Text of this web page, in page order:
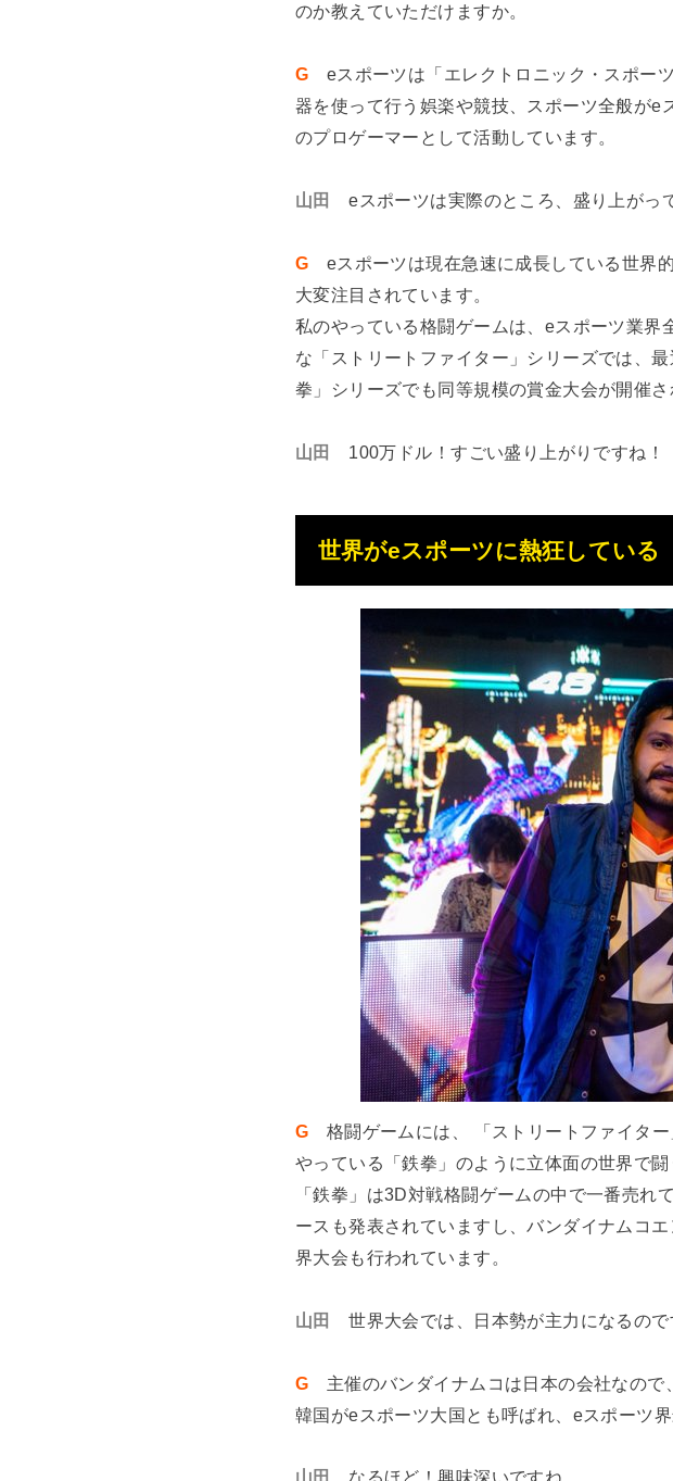
のか教えていただけますか。
G eスポーツは「エレクトロニック・スポー
器を使って行う娯楽や競技、スポーツ全般が
のプロゲーマーとして活動しています。
山田eスポーツは実際のところ、盛り上がっ
G eスポーツは現在急速に成長している世界
大変注目されています。
私のやっている格闘ゲームは、eスポーツ業界
な「ストリートファイター」シリーズでは、
拳」シリーズでも同等規模の賞金大会が開催さ
山田 100万ドル！すごい盛り上がりですね！
世界がeスポーツに熱狂している
G 格闘ゲームには、 「ストリートファイタ
やっている「鉄拳」のように立体面の世界で闘
「鉄拳」は3D対戦格闘ゲームの中で一番売
ースも発表されていますし、バンダイナムコ
界大会も行われています。
山田世界大会では、日本勢が主力になるので
G 主催のバンダイナムコは日本の会社なの
韓国がeスポーツ大国とも呼ばれ、eスポーツ
山田 なるほど！興味深いですね。